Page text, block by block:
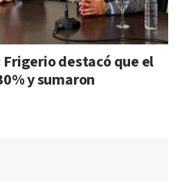
Frigerio destacó que el
y sumaron